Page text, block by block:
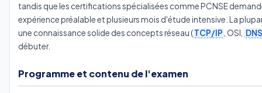
tandis que les certifications spécialisées comme PCNSE
expérience préalable et plusieurs mois d'étude intensive. La
une connaissance solide des concepts réseau ( TCP/IP , OSI, DNS
débuter.
Programme et contenu de l'examen